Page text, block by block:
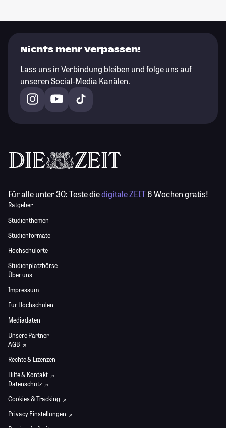
Nichts mehr verpassen!
Lass uns in Verbindung bleiben und folge uns auf
unseren Social-Media Kanälen.
Für alle unter 30:Teste diedigitale ZEIT6 Wochen gratis!
Ratgeber
Studienthemen
Studienformate
Hochschulorte
Studienplatzbörse
Über uns
Impressum
Für Hochschulen
Mediadaten
Unsere Partner
AGB
Rechte & Lizenzen
Hilfe & Kontakt
Datenschutz
Cookies & Tracking
Privacy Einstellungen